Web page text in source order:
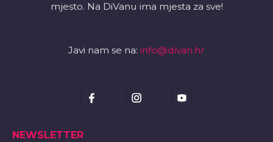
mjesto. Na DiVanu ima mjesta za sve!
Javi nam se na: info@divan.hr
NEWSLETTER